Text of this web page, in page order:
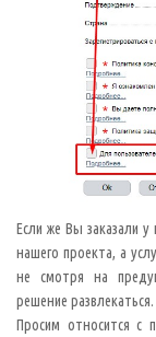
Если же Вы заказали у
нашего проекта, а
не смотря на
решение развлекаться.
Просим относится с